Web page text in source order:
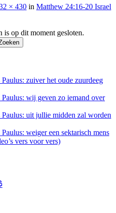
× 430 in Matthew 24:16-20 Israel
is op dit moment gesloten.
zuiver het oude zuurdeeg
wij geven zo iemand over
Paulus: uit jullie midden zal worden
weiger een sektarisch mens
vers voor vers)